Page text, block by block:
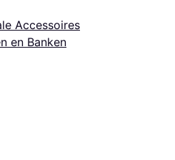
Accessoires
en Banken